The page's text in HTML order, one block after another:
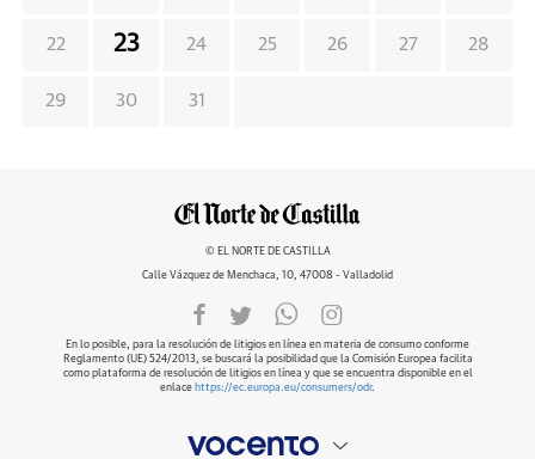
22 23 24 25 26 27 28
29 30 31
© EL NORTE DE CASTILLA
Calle Vázquez de Menchaca, 10, 47008 - Valladolid
En lo posible, para la resolución de litigios en línea en materia de consumo conforme
Reglamento (UE) 524/2013, se buscará la posibilidad que la Comisión Europea facilita
como plataforma de resolución de litigios en línea y que se encuentra disponible en el
enlace https://ec.europa.eu/consumers/odr.